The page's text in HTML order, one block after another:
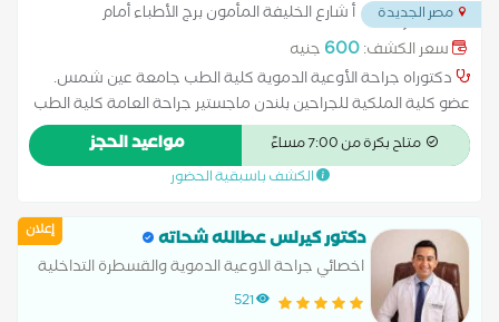
مصر الجديدة
أ شارع الخليفة المأمون برج الأطباء أمام
سوق العصر أعلي صيدلية الميري و جولي للبصريات
سعر الكشف:600 جنيه
دكتوراه جراحة الأوعية الدموية كلية الطب جامعة عين شمس.
عضو كلية الملكية للجراحين بلندن ماجستير جراحة العامة كلية الطب
جامعة عين شمس مدرس جراحة الأوعية الدموية بكلية الطب
جامعة عين شمس
متاح بكرة من 7:00 مساءً مواعيد الحجز
الكشف باسبقية الحضور
إعلان دكتور كيرلس عطالله شحاته
اخصائي جراحة الاوعية الدموية والقسطرة التداخلية
والقدم السكري ودوالي الساقين وعمليات الغسيل
521